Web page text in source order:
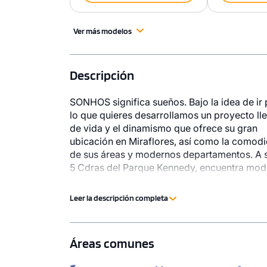
Ver más modelos
Descripción
SONHOS significa sueños. Bajo la idea de ir
lo que quieres desarrollamos un proyecto
de vida y el dinamismo que ofrece su gran
ubicación en Miraflores, así como la
de sus áreas y modernos departamentos. A
5 Cdras del Parque Kennedy, encuentra
que buscan acompañar tu estilo de vida
piscina.
Leer la descripción completa
Áreas comunes